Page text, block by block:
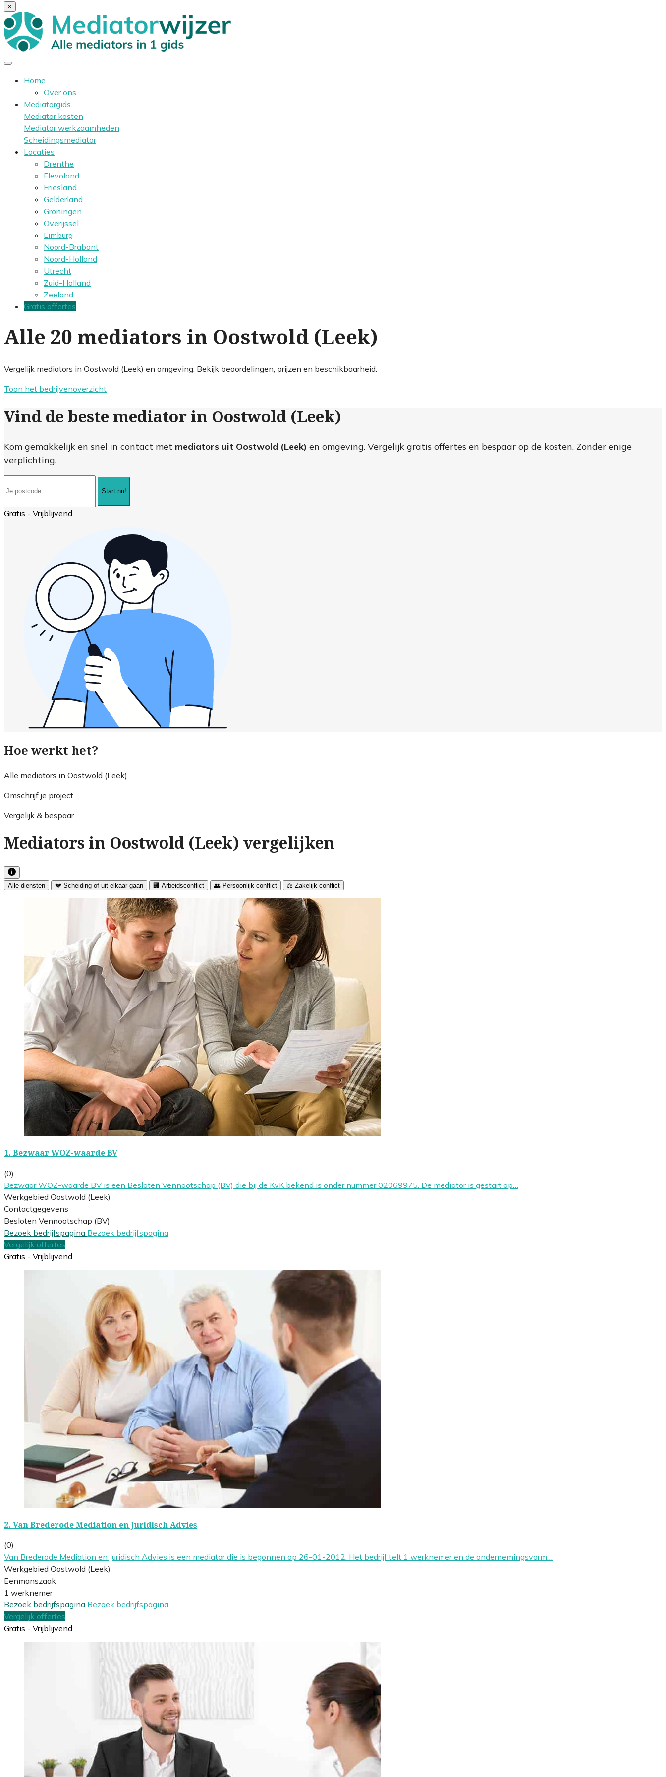
×
Home
Over ons
Mediatorgids
Mediator kosten
Mediator werkzaamheden
Scheidingsmediator
Locaties
Drenthe
Flevoland
Friesland
Gelderland
Groningen
Overijssel
Limburg
Noord-Brabant
Noord-Holland
Utrecht
Zuid-Holland
Zeeland
Gratis offertes
Alle 20 mediators in Oostwold (Leek)
Vergelijk mediators in Oostwold (Leek) en omgeving. Bekijk beoordelingen, prijzen en beschikbaarheid.
Toon het bedrijvenoverzicht
Vind de beste mediator in Oostwold (Leek)
Kom gemakkelijk en snel in contact met mediators uit Oostwold (Leek) en omgeving. Vergelijk gratis offertes en bespaar op de kosten. Zonder enige
verplichting.
Start nu!
Gratis - Vrijblijvend
Hoe werkt het?
Alle mediators in Oostwold (Leek)
Omschrijf je project
Vergelijk & bespaar
Mediators in Oostwold (Leek) vergelijken
Alle diensten 💔 Scheiding of uit elkaar gaan 🏢 Arbeidsconflict 👥 Persoonlijk conflict ⚖️ Zakelijk conflict
1. Bezwaar WOZ-waarde BV
(0)
Bezwaar WOZ-waarde BV is een Besloten Vennootschap (BV) die bij de KvK bekend is onder nummer 02069975. De mediator is gestart op…
Werkgebied Oostwold (Leek)
Contactgegevens
Besloten Vennootschap (BV)
Bezoek bedrijfspagina Bezoek bedrijfspagina
Vergelijk offertes
Gratis - Vrijblijvend
2. Van Brederode Mediation en Juridisch Advies
(0)
Van Brederode Mediation en Juridisch Advies is een mediator die is begonnen op 26-01-2012. Het bedrijf telt 1 werknemer en de ondernemingsvorm…
Werkgebied Oostwold (Leek)
Eenmanszaak
1 werknemer
Bezoek bedrijfspagina Bezoek bedrijfspagina
Vergelijk offertes
Gratis - Vrijblijvend